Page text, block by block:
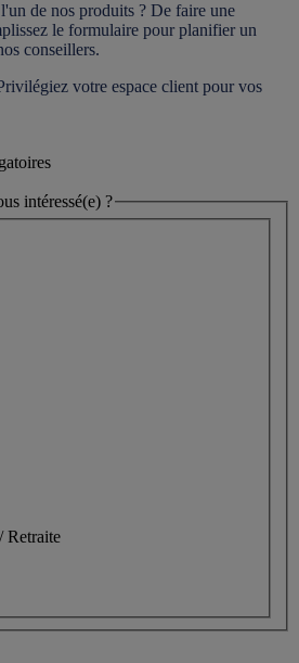
de nos produits ? De faire une
le formulaire pour planifier un
conseillers.
votre espace client pour vos
intéressé(e) ?
Retraite